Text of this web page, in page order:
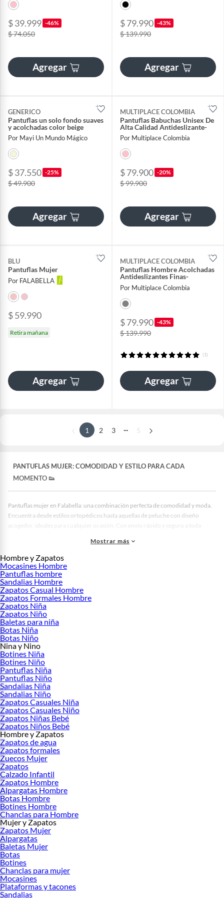
$ 39.999 -46%
$ 74.050
Agregar
$ 79.990 -43%
$ 139.990
Agregar
GENERICO
Pantuflas un solo fondo suaves
y acolchadas color beige
Por Mayi Un Mundo Mágico
$ 37.550 -25%
$ 49.900
Agregar
MULTIPLACE COLOMBIA
Pantuflas Babuchas Unisex De
Alta Calidad Antideslizante-
Por Multiplace Colombia
$ 79.900 -20%
$ 99.900
Agregar
BLU
Pantuflas Mujer
Por FALABELLA
$ 59.990
Retira mañana
Agregar
MULTIPLACE COLOMBIA
Pantuflas Hombre Acolchadas
Antideslizantes Finas-
Por Multiplace Colombia
$ 79.990 -43%
$ 139.990
(1)
Agregar
1 2 3 ... 5
PANTUFLAS MUJER: COMODIDAD Y ESTILO PARA CADA
MOMENTO 👟
Pantuflas mujer en Falabella: una combinación perfecta de comodidad y moda.
Encuentra desde estilos ortopédicos hasta aquellas de peluche con diseño
acogedor, ideales para cualquier ocasión. Con envío rápido y seguro a toda
preferencia. Nuestra amplia variedad sirve para satisfacer cada gusto,
asegurando calidad y comodidad. Además, el proceso de compra es sencillo y
seguro, con diferentes formas de pago disponibles.
¿Por qué estas pantuflas son una excelente elección? 🏆
Las pantuflas mujer de Falabella se destacan por su diseño y funcionalidad.
Confeccionadas en materiales como EVA y textiles suaves, ofrecen una
experiencia de usuario inigualable. Los diseños de peluche brindan calidez,
mientras que los modelos ortopédicos aportan soporte efectivo. Todas nuestras
opciones son cuidadosamente seleccionadas para garantizar tu satisfacción.
Descubre las Diferentes Opciones y Modelos Disponibles 🛍️
Pantuflas de Peluche para Mujer
Perfectas para quienes buscan calidez y suavidad. Nuestros clientes valoran su
sensación acogedora, ideal para días fríos en casa.
Pantuflas Ortopédicas Mujer
Quienes buscan soporte adicional eligen estos modelos por su estructura
ergonómica que alivia la presión en los pies y previene molestias.
Consejos para Mantener y Prolongar el Uso de tus Pantuflas 👠
Para asegurar que tus pantuflas duren más tiempo, es esencial realizar un
mantenimiento adecuado. Las pantuflas de peluche, por ejemplo, se benefician
de un lavado delicado. Puedes hacerlo a mano o en lavadora usando una bolsa
de lavado, en agua fría para evitar el encogimiento. Secarlas al aire libre es
preferible para conservar su forma.
Si posees pantuflas ortopédicas, es importante tener en cuenta que aunque son
duraderas, deben mantenerse alejadas de la exposición prolongada al agua o la
humedad. Una simple limpieza de su superficie con un paño seco puede ayudar
a conservar el material. Asimismo, evita el uso excesivo en exteriores para
preservar su estructura de soporte.
Guía para Elegir las Mejores Pantuflas para Mujer 🎯
Considera materiales: el EVA es ligero y duradero; ideal para pantuflas
Mostrar más
Hombre y Zapatos
Mocasines Hombre
Pantuflas hombre
Sandalias Hombre
Zapatos Casual Hombre
Zapatos Formales Hombre
Zapatos Niña
Zapatos Niño
Baletas para niña
Botas Niña
Botas Niño
Nina y Nino
Botines Niña
Botines Niño
Pantuflas Niña
Pantuflas Niño
Sandalias Niña
Sandalias Niño
Zapatos Casuales Niña
Zapatos Casuales Niño
Zapatos Niñas Bebé
Zapatos Niños Bebé
Hombre y Zapatos
Zapatos de agua
Zapatos formales
Zuecos Mujer
Zapatos
Calzado Infantil
Zapatos Hombre
Alpargatas Hombre
Botas Hombre
Botines Hombre
Chanclas para Hombre
Mujer y Zapatos
Zapatos Mujer
Alpargatas
Baletas Mujer
Botas
Botines
Chanclas para mujer
Mocasines
Plataformas y tacones
Sandalias